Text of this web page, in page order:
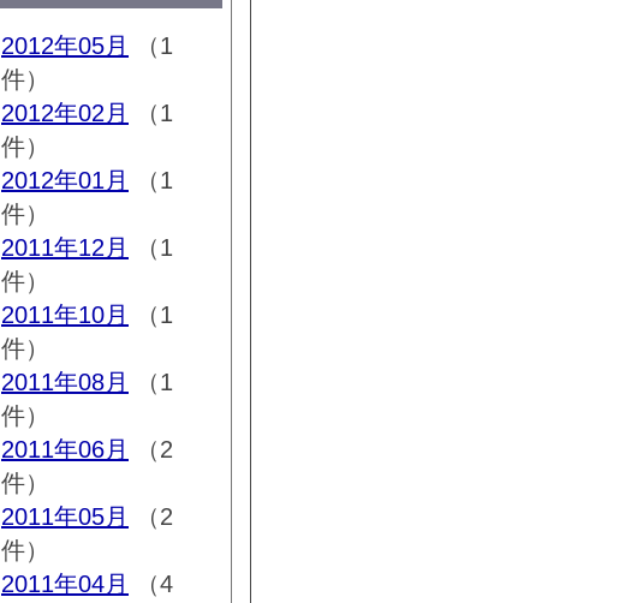
2012年05月
（1
件）
2012年02月
（1
件）
2012年01月
（1
件）
2011年12月
（1
件）
2011年10月
（1
件）
2011年08月
（1
件）
2011年06月
（2
件）
2011年05月
（2
件）
2011年04月
（4